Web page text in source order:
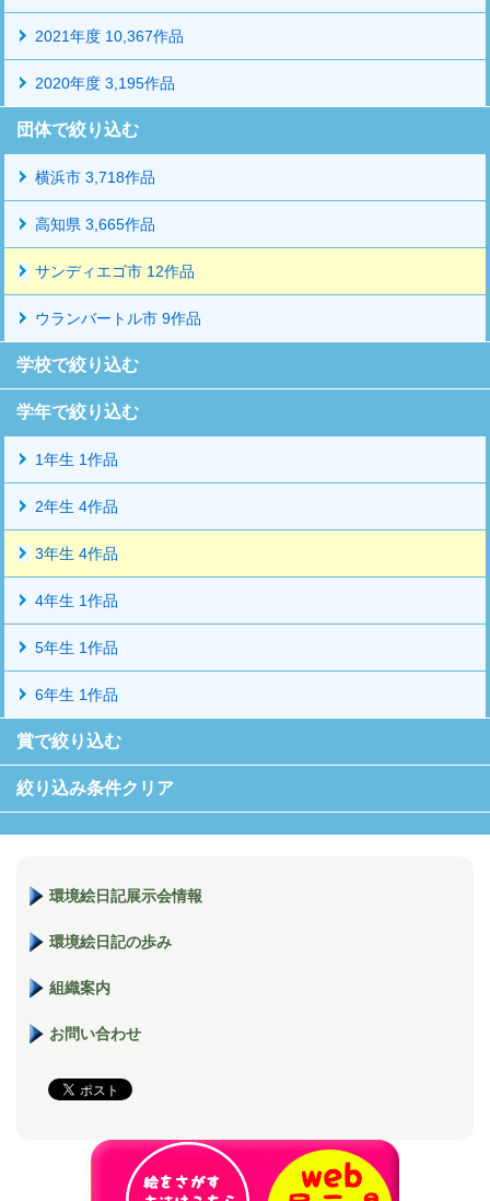
2021年度 10,367作品
2020年度 3,195作品
団体で絞り込む
横浜市 3,718作品
高知県 3,665作品
サンディエゴ市 12作品
ウランバートル市 9作品
学校で絞り込む
学年で絞り込む
1年生 1作品
2年生 4作品
3年生 4作品
4年生 1作品
5年生 1作品
6年生 1作品
賞で絞り込む
絞り込み条件クリア
環境絵日記展示会情報
環境絵日記の歩み
組織案内
お問い合わせ